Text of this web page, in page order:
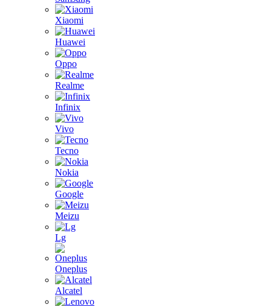
Xiaomi
Huawei
Oppo
Realme
Infinix
Vivo
Tecno
Nokia
Google
Meizu
Lg
Oneplus
Alcatel